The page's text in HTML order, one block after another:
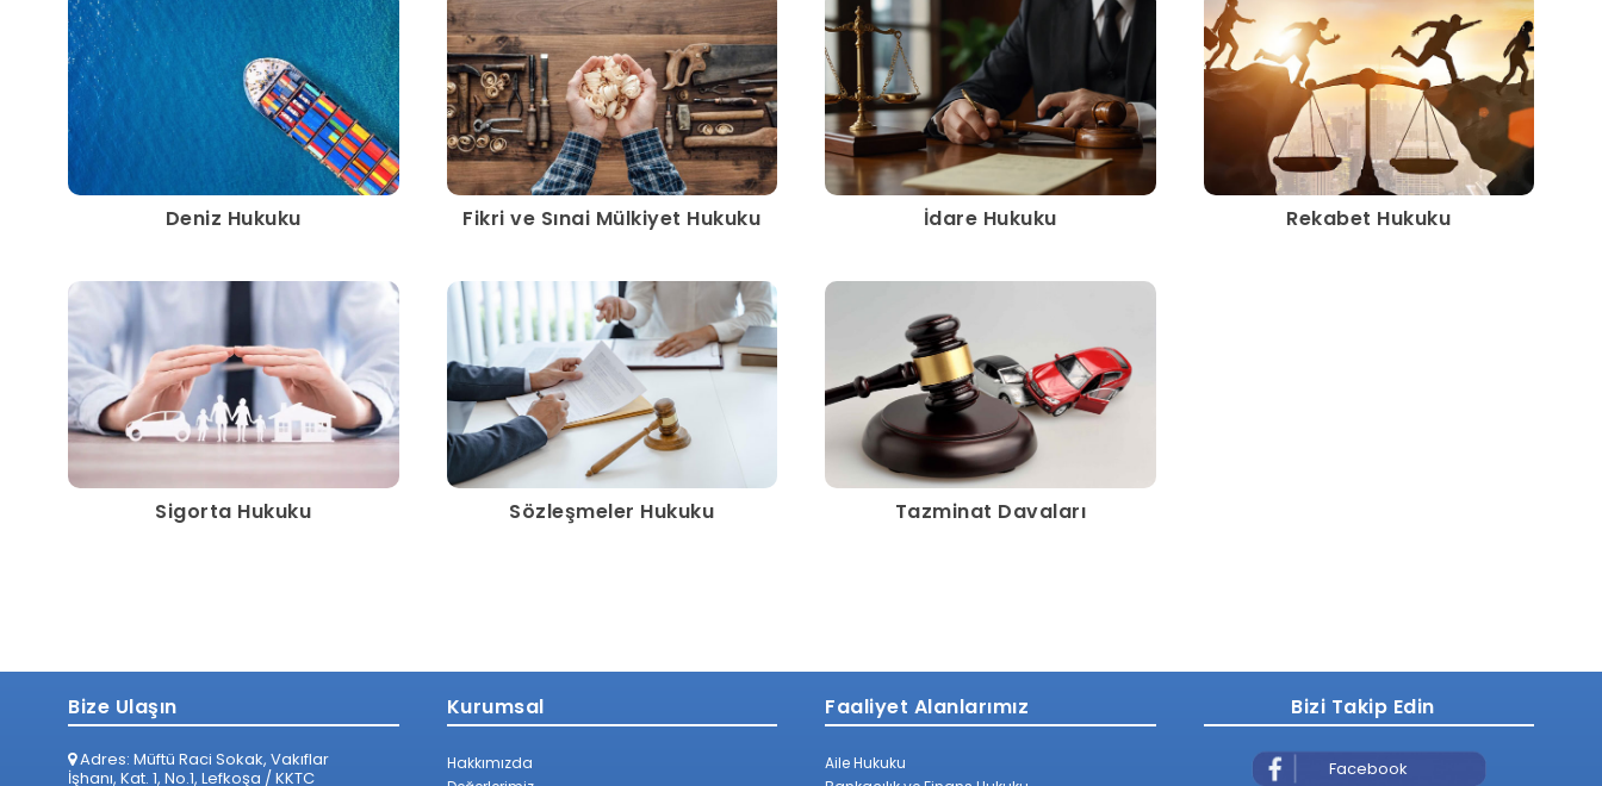
Deniz Hukuku Fikri ve Sınai Mülkiyet Hukuku İdare Hukuku Rekabet Hukuku
Sigorta Hukuku Sözleşmeler Hukuku Tazminat Davaları
Bize Ulaşın
Adres: Müftü Raci Sokak, Vakıflar
İşhanı, Kat. 1, No.1, Lefkoşa / KKTC
Kurumsal
Hakkımızda
Faaliyet Alanlarımız
Aile Hukuku
Bizi Takip Edin
Facebook